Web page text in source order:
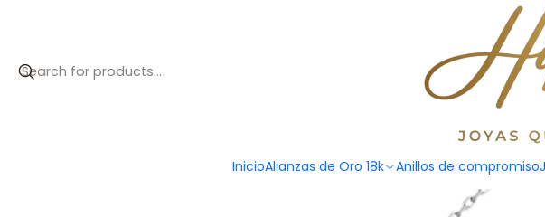
InicioAlianzas de Oro 18k Anillos de compromiso